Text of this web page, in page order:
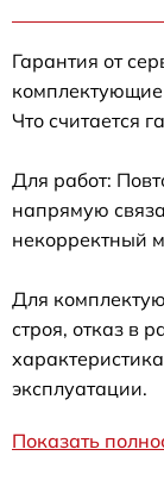
Гарантия от
Что считается
Для работ:
напрямую
некорректный
Для
строя, отказ в
эксплуатации.
Показать